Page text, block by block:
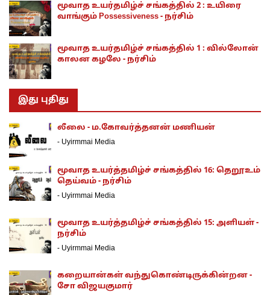
மூவாத உயர்தமிழ்ச் சங்கத்தில் 2 : உயிரை
வாங்கும் Possessiveness - நர்சிம்
மூவாத உயர்தமிழ்ச் சங்கத்தில் 1 : வில்லோன்
காலன கழலே - நர்சிம்
இது புதிது
லீலை - ம.கோவர்த்தனன் மணியன்
- Uyirmmai Media
மூவாத உயர்த்தமிழ்ச் சங்கத்தில் 16: தெறூஉம்
தெய்வம் - நர்சிம்
- Uyirmmai Media
மூவாத உயர்த்தமிழ்ச் சங்கத்தில் 15: அளியள் -
நர்சிம்
- Uyirmmai Media
கறையான்கள் வந்துகொண்டிருக்கின்றன -
சோ விஜயகுமார்